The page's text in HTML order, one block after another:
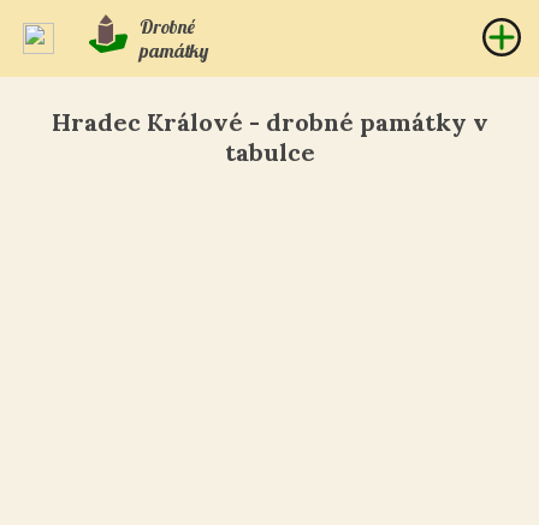
Drobné
památky
Hradec Králové - drobné památky v
tabulce